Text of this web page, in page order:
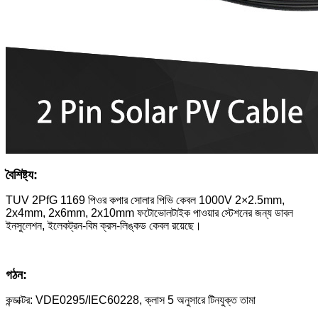
বৈশিষ্ট্য:
TUV 2PfG 1169 পিওর কপার সোলার পিভি কেবল 1000V 2×2.5mm,
2x4mm, 2x6mm, 2x10mm ফটোভোলটাইক পাওয়ার স্টেশনের জন্য ডাবল
ইনসুলেশন, ইলেকট্রন-বিম ক্রস-লিঙ্কড কেবল রয়েছে।
গঠন:
কন্ডাক্টর: VDE0295/IEC60228, ক্লাস 5 অনুসারে টিনযুক্ত তামা